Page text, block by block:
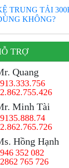
TRUNG TẢI
KHÔNG?
TRỢ
Quang
Minh Tài
Hồng Hạnh
352 082
765 726